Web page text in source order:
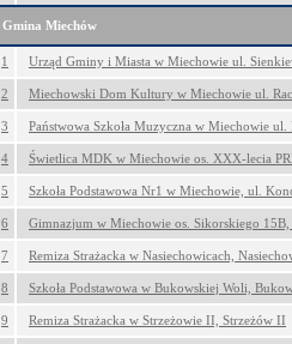
Gmina Miechów
1 Urząd Gminy i Miasta w Miechowie ul.
2 Miechowski Dom Kultury w Miechowie ul.
3 Państwowa Szkoła Muzyczna w Miechowie
4 Świetlica MDK w Miechowie os. XXX-lecia
5 Szkoła Podstawowa Nr1 w Miechowie, ul.
6 Gimnazjum w Miechowie os. Sikorskiego
7 Remiza Strażacka w Nasiechowicach,
8 Szkoła Podstawowa w Bukowskiej Woli,
9 Remiza Strażacka w Strzeżowie II, Strzeżów II